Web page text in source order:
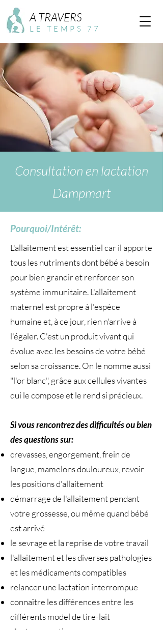
LE TEMPS 77
A TRAVERS
Consultation en lactation
Dampmart
Pourquoi/Intérêt:
L'allaitement est essentiel car il apporte
tous les nutriments dont bébé a besoin
pour bien grandir et renforcer son
système immunitaire. L'allaitement
maternel est propre à l'espèce
humaine et, à ce jour, rien n'arrive à
l'égaler. C'est un produit vivant qui
évolue avec les besoins de votre bébé
selon sa croissance. On le nomme aussi
"l'or blanc", grâce aux cellules vivantes
qui le compose et le rend si précieux.
Si vous rencontrez des difficultés ou bien
des questions sur:
crevasses, engorgement, frein de
langue, mamelons douloureux, revoir
les positions d'allaitement
démarrage de l'allaitement pendant
votre grossesse, ou même quand bébé
est arrivé
le sevrage et la reprise de votre travail
l'allaitement et les diverses pathologies
et les médicaments compatibles
relancer une lactation interrompue
connaître les différences entre les
différents model de tire-lait